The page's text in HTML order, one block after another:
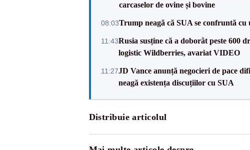
carcaselor de ovine și bovine
08:03Trump neagă că SUA se confruntă
11:43Rusia susține că a doborât peste 600
logistic Wildberries, avariat VIDEO
11:27JD Vance anunță negocieri de pace
neagă existența discuțiilor cu SUA
Distribuie articolul